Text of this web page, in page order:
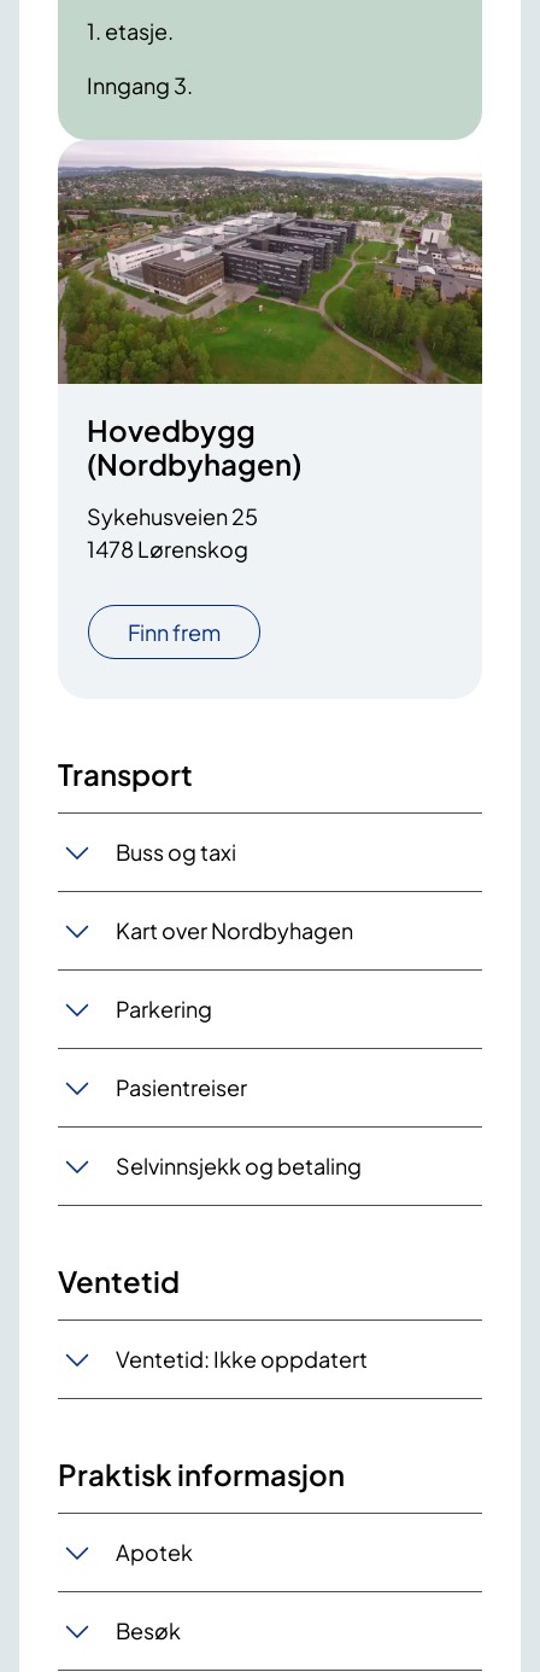
1. etasje.
Inngang 3.
Hovedbygg
(Nordbyhagen)
Sykehusveien 25
1478 Lørenskog
Finn frem
Transport
Buss og taxi
Kart over Nordbyhagen
Parkering
Pasientreiser
Selvinnsjekk og betaling
Ventetid
Ventetid: Ikke oppdatert
Praktisk informasjon
Apotek
Besøk